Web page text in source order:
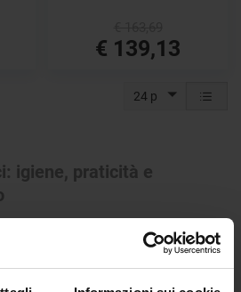
€ 139,13
24 p
igiene, praticità e
una soluzione indispensabile
a bordo, soprattutto su imbarcazioni
o su mezzi destinati a uscite